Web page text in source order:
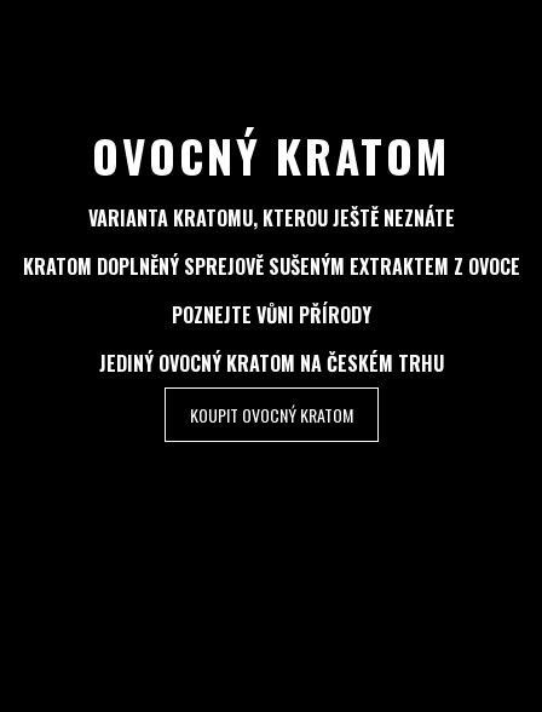
OVOCNÝ KRATOM
VARIANTA KRATOMU, KTEROU JEŠTĚ NEZNÁTE
KRATOM DOPLNĚNÝ SPREJOVĚ SUŠENÝM EXTRAKTEM Z OVOCE
POZNEJTE VŮNI PŘÍRODY
JEDINÝ OVOCNÝ KRATOM NA ČESKÉM TRHU
KOUPIT OVOCNÝ KRATOM